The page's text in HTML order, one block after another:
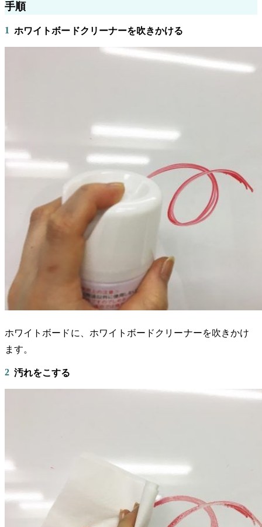
手順
1 ホワイトボードクリーナーを吹きかける
ホワイトボードに、ホワイトボードクリーナーを吹きかけ
ます。
2 汚れをこする